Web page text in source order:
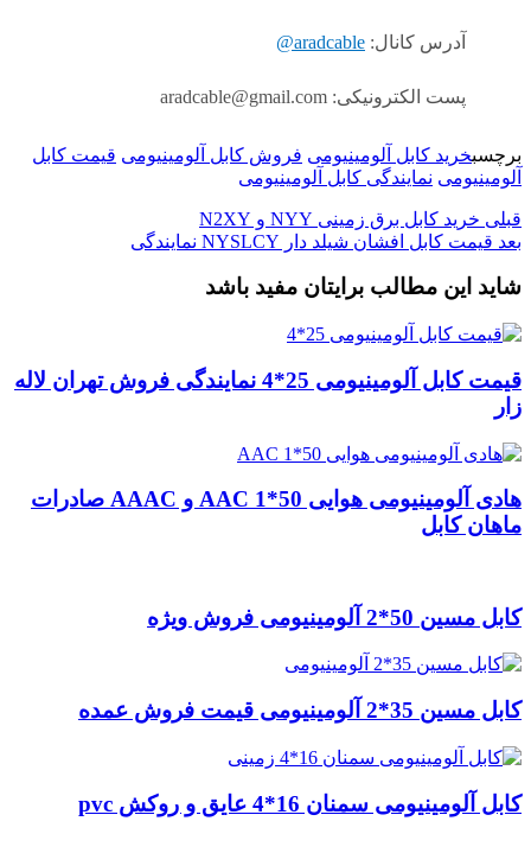
آدرس کانال: aradcable@
پست الکترونیکی: aradcable@gmail.com
برچسبخرید کابل آلومینیومی فروش کابل آلومینیومی قیمت کابل
آلومینیومی نمایندگی کابل آلومینیومی
قبلی خرید کابل برق زمینی NYY و N2XY
بعد قیمت کابل افشان شیلد دار NYSLCY نمایندگی
شاید این مطالب برایتان مفید باشد
قیمت کابل آلومینیومی 25*4 نمایندگی فروش تهران لاله
زار
هادی آلومینیومی هوایی 50*1 AAC و AAAC صادرات
ماهان کابل
کابل مسین 50*2 آلومینیومی فروش ویژه
کابل مسین 35*2 آلومینیومی قیمت فروش عمده
کابل آلومینیومی سمنان 16*4 عایق و روکش pvc